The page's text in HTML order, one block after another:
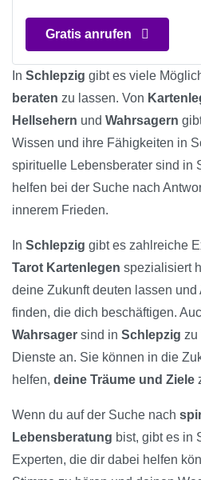
Gratis anrufen
In Schlepzig gibt es viele
beraten zu lassen. Von
Hellsehern und Wahrsagern
Wissen und ihre Fähigkeiten in
spirituelle Lebensberater sind in
helfen bei der Suche nach
innerem Frieden.
In Schlepzig gibt es zahlreiche
Tarot Kartenlegen spezialisiert
deine Zukunft deuten lassen
finden, die dich beschäftigen.
Wahrsager sind in Schlepzig zu
Dienste an. Sie können in die
helfen, deine Träume und Ziele
Wenn du auf der Suche nach
Lebensberatung bist, gibt es in
Experten, die dir dabei helfen